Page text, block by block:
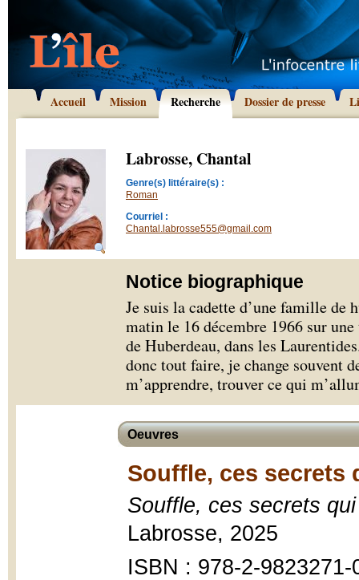
Accueil Mission Recherche Dossier de presse
Labrosse, Chantal
Genre(s) littéraire(s) :
Roman
Courriel :
Chantal.labrosse555@gmail.com
Notice biographique
Je suis la cadette d’une famille
matin le 16 décembre 1966 sur
de Huberdeau, dans les
donc tout faire, je change souvent
m’apprendre, trouver ce qui
Oeuvres
Souffle, ces secrets
Souffle, ces secrets
Labrosse, 2025
ISBN : 978-2-9823271-